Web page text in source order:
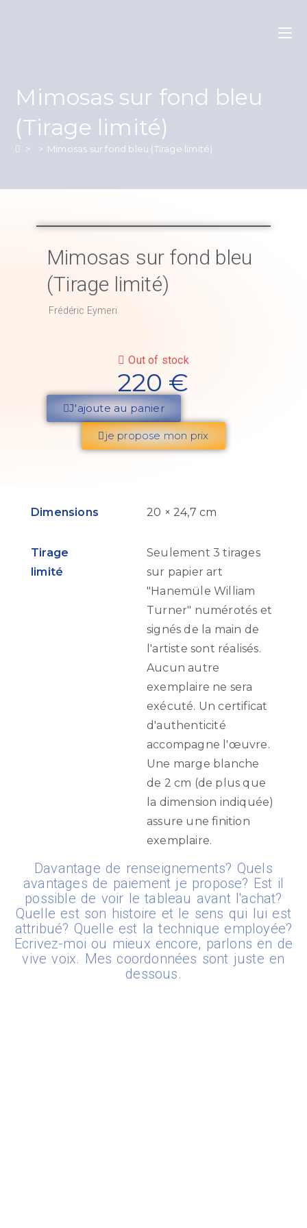
Mimosas sur fond bleu
(Tirage limité)
> > Mimosas sur fond bleu (Tirage limité)
Mimosas sur fond bleu
(Tirage limité)
Frédéric Eymeri
Out of stock
220 €
J'ajoute au panier
je propose mon prix
Dimensions 20 × 24,7 cm
Tirage
limité
Seulement 3 tirages
sur papier art
"Hanemüle William
Turner" numérotés et
signés de la main de
l'artiste sont réalisés.
Aucun autre
exemplaire ne sera
exécuté. Un certificat
d'authenticité
accompagne l'œuvre.
Une marge blanche
de 2 cm (de plus que
la dimension indiquée)
assure une finition
exemplaire.
Davantage de renseignements? Quels
avantages de paiement je propose? Est il
possible de voir le tableau avant l'achat?
Quelle est son histoire et le sens qui lui est
attribué? Quelle est la technique employée?
Ecrivez-moi ou mieux encore, parlons en de
vive voix. Mes coordonnées sont juste en
dessous.